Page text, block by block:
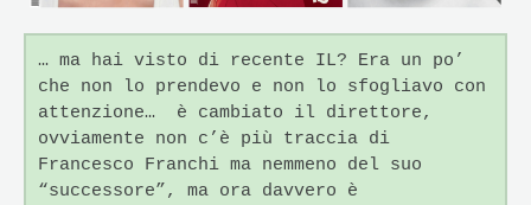
… ma hai visto di recente IL? Era un po’
che non lo prendevo e non lo sfogliavo con
attenzione…
è cambiato il direttore,
ovviamente non c’è più traccia di
Francesco Franchi ma nemmeno del suo
“successore”, ma ora davvero è